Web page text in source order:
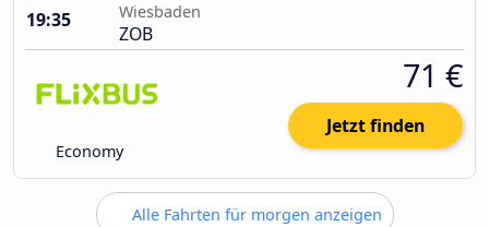
19:35
Wiesbaden
ZOB
Economy
71 €
Jetzt finden
Alle Fahrten für morgen anzeigen